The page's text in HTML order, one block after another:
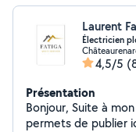
Laurent
Électricien
4,5/5
Présentation
Bonjour, Suite à
permets de publier